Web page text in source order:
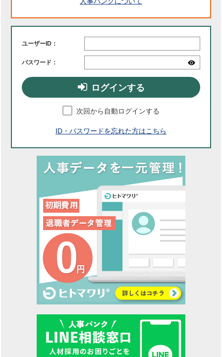
ユーザーID：
パスワード：
ログインする
次回から自動ログインする
ID・パスワードを忘れた方はこちら